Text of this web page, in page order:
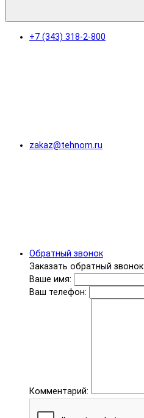
+7 (343) 318-2-800
zakaz@tehnom.ru
Обратный звонок
Заказать обратный звонок
Ваше имя:
Ваш телефон:
Комментарий: